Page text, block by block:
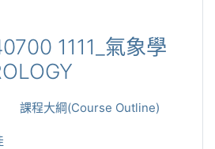
1111_氣象學
課程大綱(Course Outline)